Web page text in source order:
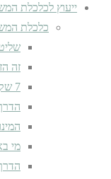
ייעוץ לכלכלת
כלכלת
זה
7 שקרים שאנחנו מספרים לעצמנו על הכסף
מי